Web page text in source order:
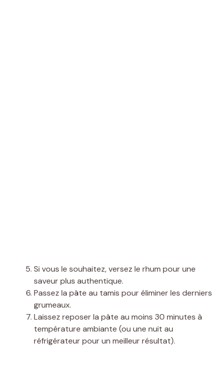
Si vous le souhaitez, versez le rhum pour une
saveur plus authentique.
Passez la pâte au tamis pour éliminer les derniers
grumeaux.
Laissez reposer la pâte au moins 30 minutes à
température ambiante (ou une nuit au
réfrigérateur pour un meilleur résultat).